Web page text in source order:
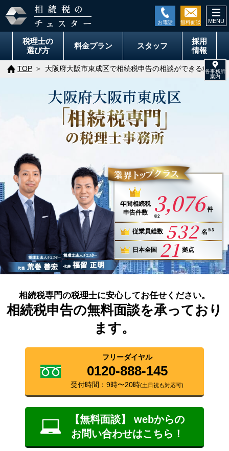
税理士の
選び方
料金プラン スタッフ
採用
情報
TOP 大阪府大阪市東成区で相続税申告の相談ができる税理士
大阪府大阪市東成区
年間相続税
申告件数
3,076 件
※2
従業員総数 532 名 ※3
日本全国 21 拠点
相続税専門の税理士に安心してお任せください。
相続税申告の無料面談を承っており
ます。
フリーダイヤル
0120-888-145
受付時間：9時〜20時(土日祝も対応可)
【無料面談】 webからの
お問い合わせはこちら！